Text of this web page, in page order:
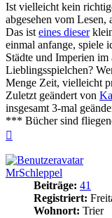
Ist vielleicht kein
abgesehen vom Lesen,
Das ist eines dieser
einmal anfange, spiele
Städte und Imperien
Lieblingsspielchen?
Menge Zeit, vielleicht
Zuletzt geändert von
insgesamt 3-mal
*** Bücher sind
MrSchleppel
Beiträge: 41
Registriert:
Wohnort: Trier